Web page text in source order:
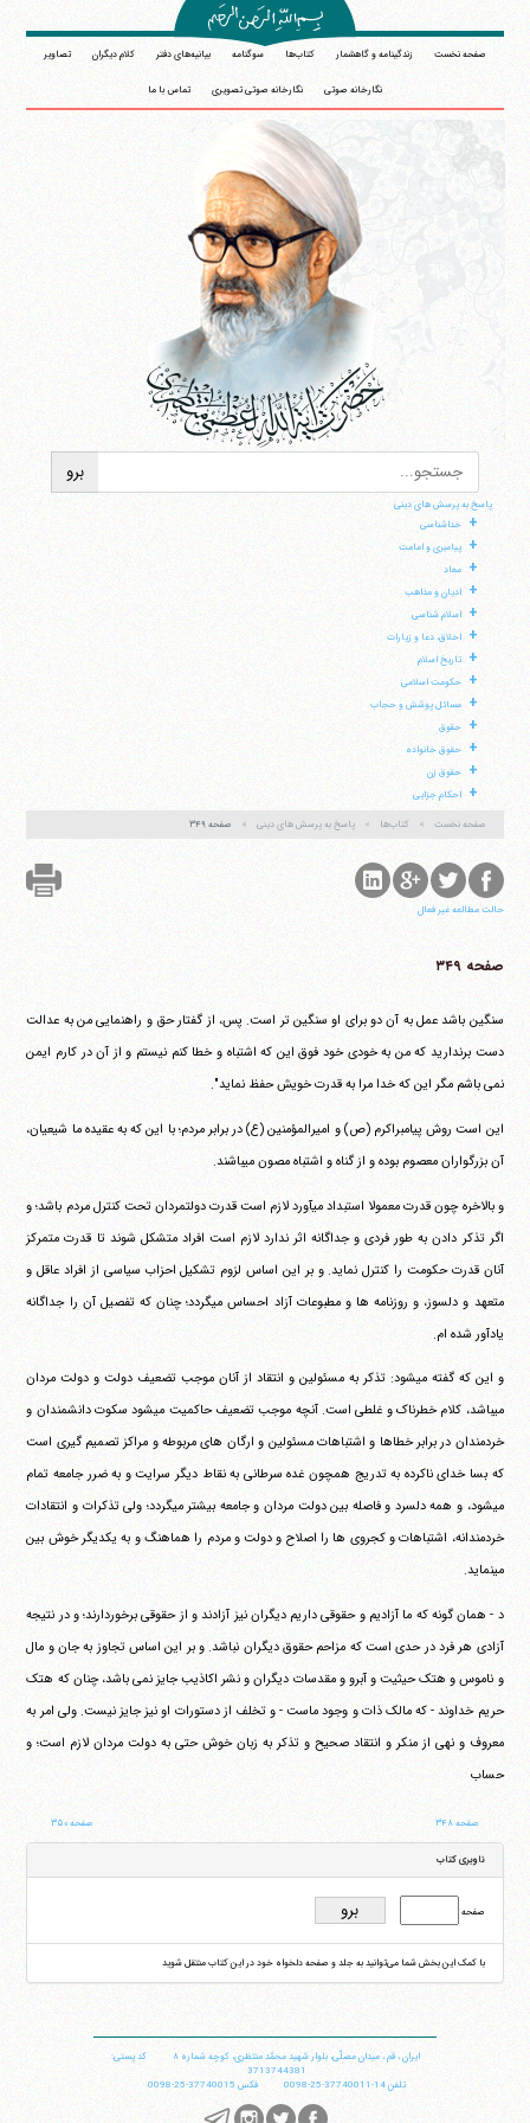
صفحه نخست زندگینامه و گاهشمار کتاب‌ها سوگنامه بیانیه‌های دفتر کلام دیگران تصاویر
نگارخانه صوتی نگارخانه صوتی تصویری تماس با ما
پاسخ به پرسش های دینی
+ خداشناسی
+ پیامبری و امامت
+ معاد
+ ادیان و مذاهب
+ اسلام شناسی
+ اخلاق، دعا و زیارات
+ تاریخ اسلام
+ حکومت اسلامی
+ مسائل پوشش و حجاب
+ حقوق
+ حقوق خانواده
+ حقوق زن
+ احکام جزایی
صفحه نخست کتاب‌ها پاسخ به پرسش های دینی صفحه ۳۴۹
حالت مطالعه غیر فعال
صفحه ۳۴۹
سنگین باشد عمل به آن دو برای او سنگین تر است. پس، از گفتار حق و راهنمایی من به عدالت
دست برندارید که من به خودی خود فوق این که اشتباه و خطا کنم نیستم و از آن در کارم ایمن
نمی باشم مگر این که خدا مرا به قدرت خویش حفظ نماید".
این است روش پیامبراکرم (ص) و امیرالمؤمنین (ع) در برابر مردم؛ با این که به عقیده ما شیعیان،
آن بزرگواران معصوم بوده و از گناه و اشتباه مصون می‎باشند.
و بالاخره چون قدرت معمولا استبداد می‎آورد لازم است قدرت دولتمردان تحت کنترل مردم باشد؛ و
اگر تذکر دادن به طور فردی و جداگانه اثر ندارد لازم است افراد متشکل شوند تا قدرت متمرکز
آنان قدرت حکومت را کنترل نماید. و بر این اساس لزوم تشکیل احزاب سیاسی از افراد عاقل و
متعهد و دلسوز، و روزنامه ها و مطبوعات آزاد احساس می‎گردد؛ چنان که تفصیل آن را جداگانه
یادآور شده ام.
و این که گفته می‎شود: تذکر به مسئولین و انتقاد از آنان موجب تضعیف دولت و دولت مردان
می‎باشد، کلام خطرناک و غلطی است. آنچه موجب تضعیف حاکمیت می‎شود سکوت دانشمندان و
خردمندان در برابر خطاها و اشتباهات مسئولین و ارگان های مربوطه و مراکز تصمیم گیری است
که بسا خدای ناکرده به تدریج همچون غده سرطانی به نقاط دیگر سرایت و به ضرر جامعه تمام
می‎شود، و همه دلسرد و فاصله بین دولت مردان و جامعه بیشتر می‎گردد؛ ولی تذکرات و انتقادات
خردمندانه، اشتباهات و کجروی ها را اصلاح و دولت و مردم را هماهنگ و به یکدیگر خوش بین
می‎نماید.
د - همان گونه که ما آزادیم و حقوقی داریم دیگران نیز آزادند و از حقوقی برخوردارند؛ و در نتیجه
آزادی هر فرد در حدی است که مزاحم حقوق دیگران نباشد. و بر این اساس تجاوز به جان و مال
و ناموس و هتک حیثیت و آبرو و مقدسات دیگران و نشر اکاذیب جایز نمی باشد، چنان که هتک
حریم خداوند - که مالک ذات و وجود ماست - و تخلف از دستورات او نیز جایز نیست. ولی امر به
معروف و نهی از منکر و انتقاد صحیح و تذکر به زبان خوش حتی به دولت مردان لازم است؛ و
حساب
صفحه ۳۴۸ صفحه ۳۵۰
ناوبری کتاب
صفحه
با کمک این بخش شما می‌توانید به جلد و صفحه دلخواه خود در این کتاب منتقل شوید
ایران،قم،میدان مصلّی، بلوار شهید محمّد منتظری، كوچه شماره ٨
کد پستی:
3713744381
تلفن14-37740011-25-0098 فکس 37740015-25-0098